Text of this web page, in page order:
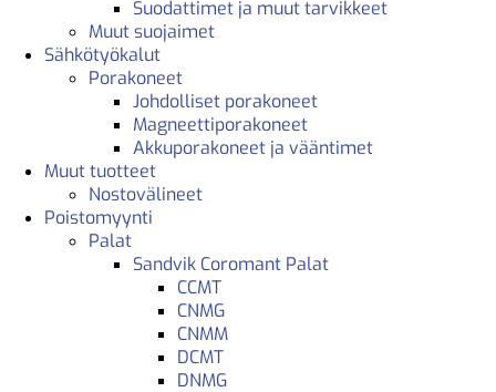
Suodattimet ja muut tarvikkeet
Muut suojaimet
Sähkötyökalut
Porakoneet
Johdolliset porakoneet
Magneettiporakoneet
Akkuporakoneet ja vääntimet
Muut tuotteet
Nostovälineet
Poistomyynti
Palat
Sandvik Coromant Palat
CCMT
CNMG
CNMM
DCMT
DNMG